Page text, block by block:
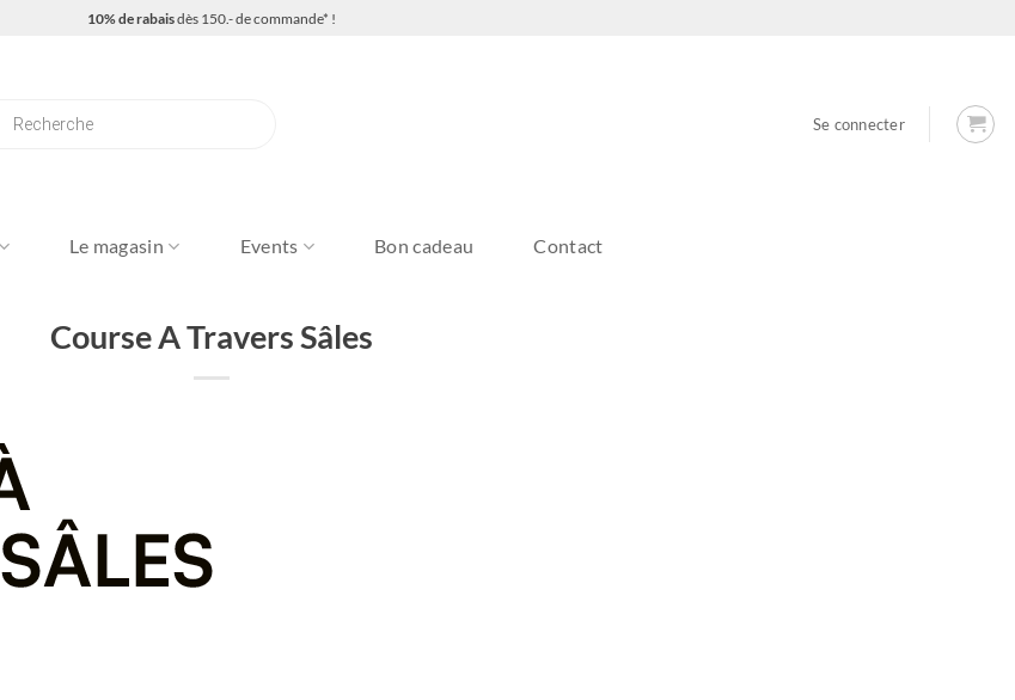
10% de rabaisdès 150.- de commande* !
Se connecter
Le magasin Events Bon cadeau Contact
Course A Travers Sâles